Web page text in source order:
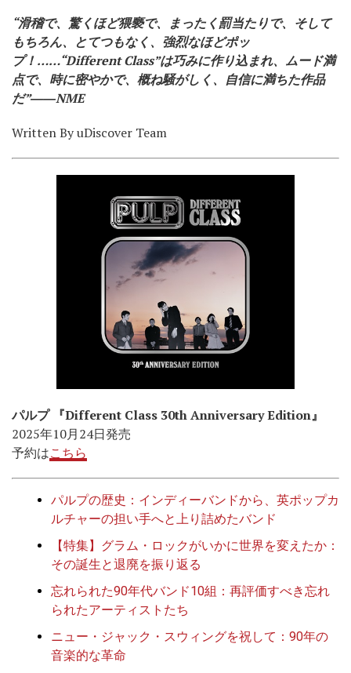
“滑稽で、驚くほど猥褻で、まったく罰当たりで、そして
もちろん、とてつもなく、強烈なほどポッ
プ！……“Different Class”は巧みに作り込まれ、ムード満
点で、時に密やかで、概ね騒がしく、自信に満ちた作品
だ”――NME
Written By uDiscover Team
パルプ 『Different Class 30th Anniversary Edition』
2025年10月24日発売
予約はこちら
パルプの歴史：インディーバンドから、英ポップカ
ルチャーの担い手へと上り詰めたバンド
【特集】グラム・ロックがいかに世界を変えたか：
その誕生と退廃を振り返る
忘れられた90年代バンド10組：再評価すべき忘れ
られたアーティストたち
ニュー・ジャック・スウィングを祝して：90年の
音楽的な革命